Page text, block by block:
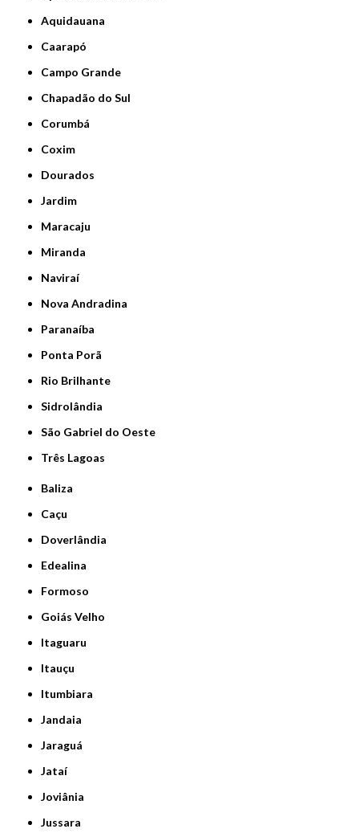
Aquidauana
Caarapó
Campo Grande
Chapadão do Sul
Corumbá
Coxim
Dourados
Jardim
Maracaju
Miranda
Naviraí
Nova Andradina
Paranaíba
Ponta Porã
Rio Brilhante
Sidrolândia
São Gabriel do Oeste
Três Lagoas
Baliza
Caçu
Doverlândia
Edealina
Formoso
Goiás Velho
Itaguaru
Itauçu
Itumbiara
Jandaia
Jaraguá
Jataí
Joviânia
Jussara